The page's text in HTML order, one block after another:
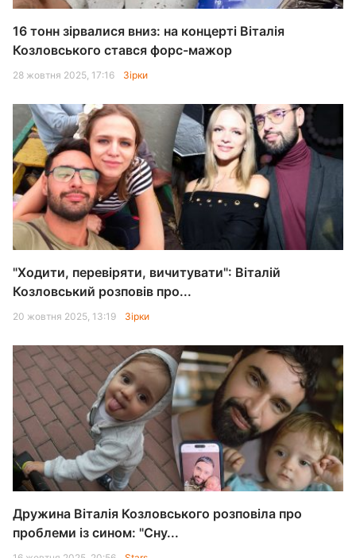
16 тонн зірвалися вниз: на концерті Віталія
Козловського стався форс-мажор
28 жовтня 2025, 17:16 Зірки
"Ходити, перевіряти, вичитувати": Віталій
Козловський розповів про...
20 жовтня 2025, 13:19 Зірки
Дружина Віталія Козловського розповіла про
проблеми із сином: "Сну...